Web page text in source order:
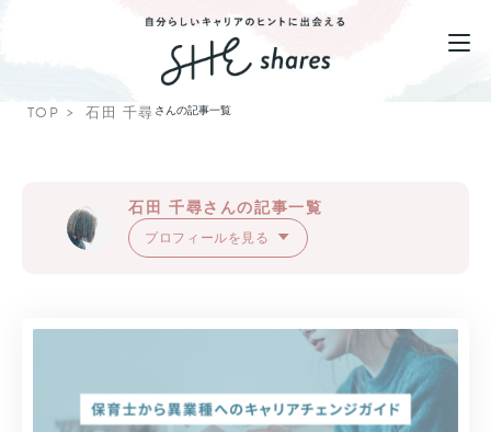
TOP 石田 千尋 さんの記事一覧
石田 千尋さんの記事一覧
プロフィールを見る